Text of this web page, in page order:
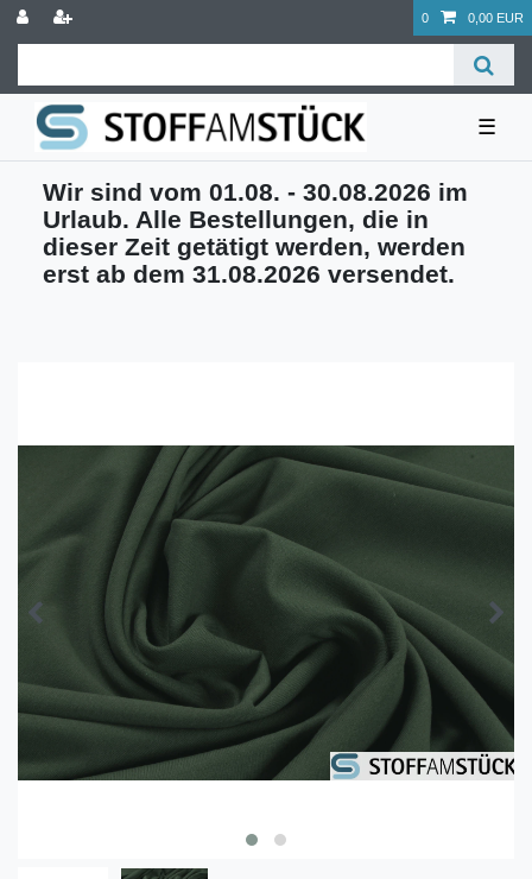
0 0,00 EUR
☰
Wir sind vom 01.08. - 30.08.2026 im
Urlaub. Alle Bestellungen, die in
dieser Zeit getätigt werden, werden
erst ab dem 31.08.2026 versendet.